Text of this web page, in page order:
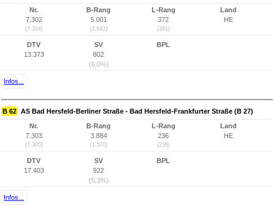
Nr.
7.302
(7.304)
B-Rang
5.001
(2.641)
L-Rang
372
(361)
Land
HE
DTV
13.373
SV
802
(6,0%)
BPL
Infos...
B 62 AS Bad Hersfeld-Berliner Straße - Bad Hersfeld-Frankfurter Straße (B 27)
Nr.
7.303
(7.305)
B-Rang
3.884
(1.570)
L-Rang
236
(226)
Land
HE
DTV
17.403
SV
922
(5,3%)
BPL
Infos...